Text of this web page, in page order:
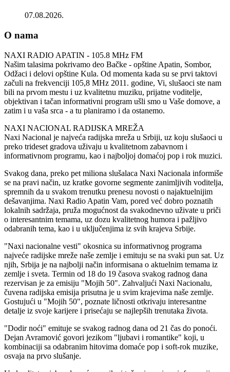
07.08.2026.
O nama
NAXI RADIO APATIN - 105.8 MHz FM
Našim talasima pokrivamo deo Bačke - opštine Apatin, Sombor,
Odžaci i delovi opštine Kula. Od momenta kada su se prvi taktovi
začuli na frekvenciji 105,8 MHz 2011. godine, Vi, slušaoci ste nam
bili na prvom mestu i uz kvalitetnu muziku, prijatne voditelje,
objektivan i tačan informativni program ušli smo u Vaše domove, a
zatim i u vaša srca - a tu planiramo i da ostanemo.
NAXI NACIONAL RADIJSKA MREŽA
Naxi Nacional je najveća radijska mreža u Srbiji, uz koju slušaoci u
preko trideset gradova uživaju u kvalitetnom zabavnom i
informativnom programu, kao i najboljoj domaćoj pop i rok muzici.
Svakog dana, preko pet miliona slušalaca Naxi Nacionala informiše
se na pravi način, uz kratke govorne segmente zanimljivih voditelja,
spremnih da u svakom trenutku prenesu novosti o najaktuelnijim
dešavanjima. Naxi Radio Apatin Vam, pored već dobro poznatih
lokalnih sadržaja, pruža mogućnost da svakodnevno uživate u priči
o interesantnim temama, uz dozu kvalitetnog humora i pažljivo
odabranih tema, kao i u uključenjima iz svih krajeva Srbije.
"Naxi nacionalne vesti" okosnica su informativnog programa
najveće radijske mreže naše zemlje i emituju se na svaki pun sat. Uz
njih, Srbija je na najbolji način informisana o aktuelnim temama iz
zemlje i sveta. Termin od 18 do 19 časova svakog radnog dana
rezervisan je za emisiju "Mojih 50". Zahvaljući Naxi Nacionalu,
čuvena radijska emisija prisutna je u svim krajevima naše zemlje.
Gostujući u "Mojih 50", poznate ličnosti otkrivaju interesantne
detalje iz svoje karijere i prisećaju se najlepših trenutaka života.
"Dodir noći" emituje se svakog radnog dana od 21 čas do ponoći.
Dejan Avramović govori jezikom "ljubavi i romantike" koji, u
kombinaciji sa odabranim hitovima domaće pop i soft-rok muzike,
osvaja na prvo slušanje.